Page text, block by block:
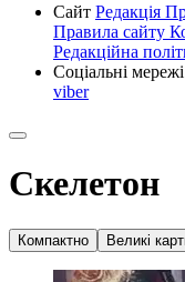
Сайт Редакція
Правила сайту
Редакційна
Соціальні мережі
viber
Скелетон
Компактно Великі